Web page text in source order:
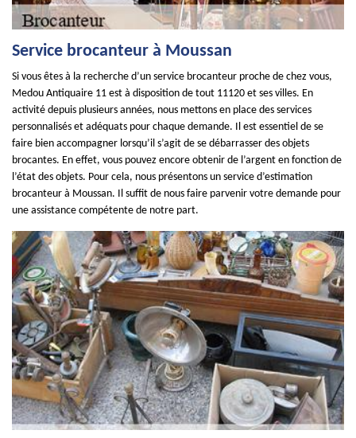
Service brocanteur à Moussan
Si vous êtes à la recherche d’un service brocanteur proche de chez vous,
Medou Antiquaire 11 est à disposition de tout 11120 et ses villes. En
activité depuis plusieurs années, nous mettons en place des services
personnalisés et adéquats pour chaque demande. Il est essentiel de se
faire bien accompagner lorsqu’il s’agit de se débarrasser des objets
brocantes. En effet, vous pouvez encore obtenir de l’argent en fonction de
l’état des objets. Pour cela, nous présentons un service d’estimation
brocanteur à Moussan. Il suffit de nous faire parvenir votre demande pour
une assistance compétente de notre part.